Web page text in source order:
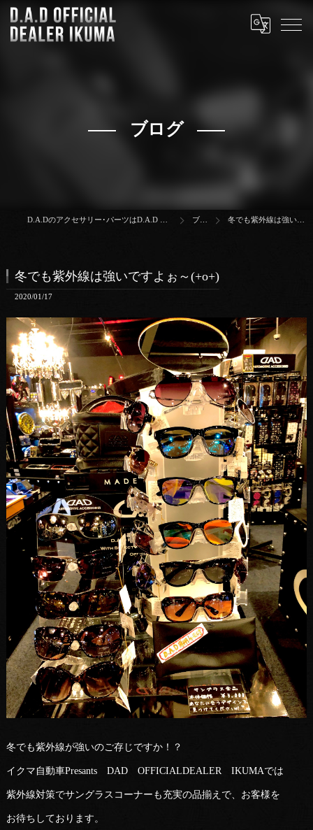
ブログ
ブログ 冬でも紫外線は強いですよぉ～(+o+)
冬でも紫外線は強いですよぉ～(+o+)
2020/01/17
冬でも紫外線が強いのご存じですか！？
イクマ自動車Presants DAD OFFICIALDEALER IKUMAでは
紫外線対策でサングラスコーナーも充実の品揃えで、お客様を
お待ちしております。